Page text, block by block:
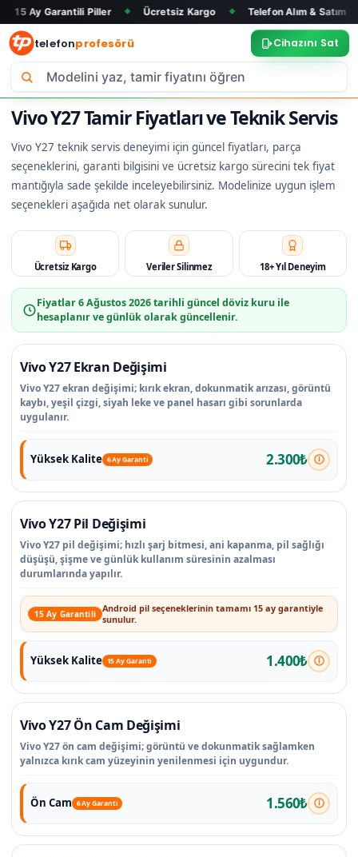
Piller ◆ Ücretsiz Kargo ◆ Telefon Alım & Satım ◆ Tüm
telefonprofesörü Cihazını Sat
Vivo Y27 Tamir Fiyatları ve Teknik Servis
Vivo Y27 teknik servis deneyimi için güncel fiyatları, parça
seçeneklerini, garanti bilgisini ve ücretsiz kargo sürecini tek fiyat
mantığıyla sade şekilde inceleyebilirsiniz. Modelinize uygun işlem
seçenekleri aşağıda net olarak sunulur.
Ücretsiz Kargo Veriler Silinmez 18+ Yıl Deneyim
Fiyatlar6 Ağustos 2026tarihli güncel döviz kuru ile
hesaplanır ve günlük olarak güncellenir.
Vivo Y27 Ekran Değişimi
Vivo Y27 ekran değişimi; kırık ekran, dokunmatik arızası, görüntü
kaybı, yeşil çizgi, siyah leke ve panel hasarı gibi sorunlarda
uygulanır.
Yüksek Kalite 6 Ay Garanti 2.300₺
Vivo Y27 Pil Değişimi
Vivo Y27 pil değişimi; hızlı şarj bitmesi, ani kapanma, pil sağlığı
düşüşü, şişme ve günlük kullanım süresinin azalması
durumlarında yapılır.
15 Ay Garantili Android pil seçeneklerinin tamamı 15 ay garantiyle
sunulur.
Yüksek Kalite 15 Ay Garanti 1.400₺
Vivo Y27 Ön Cam Değişimi
Vivo Y27 ön cam değişimi; görüntü ve dokunmatik sağlamken
yalnızca kırık cam yüzeyinin yenilenmesi için uygundur.
Ön Cam 6 Ay Garanti 1.560₺